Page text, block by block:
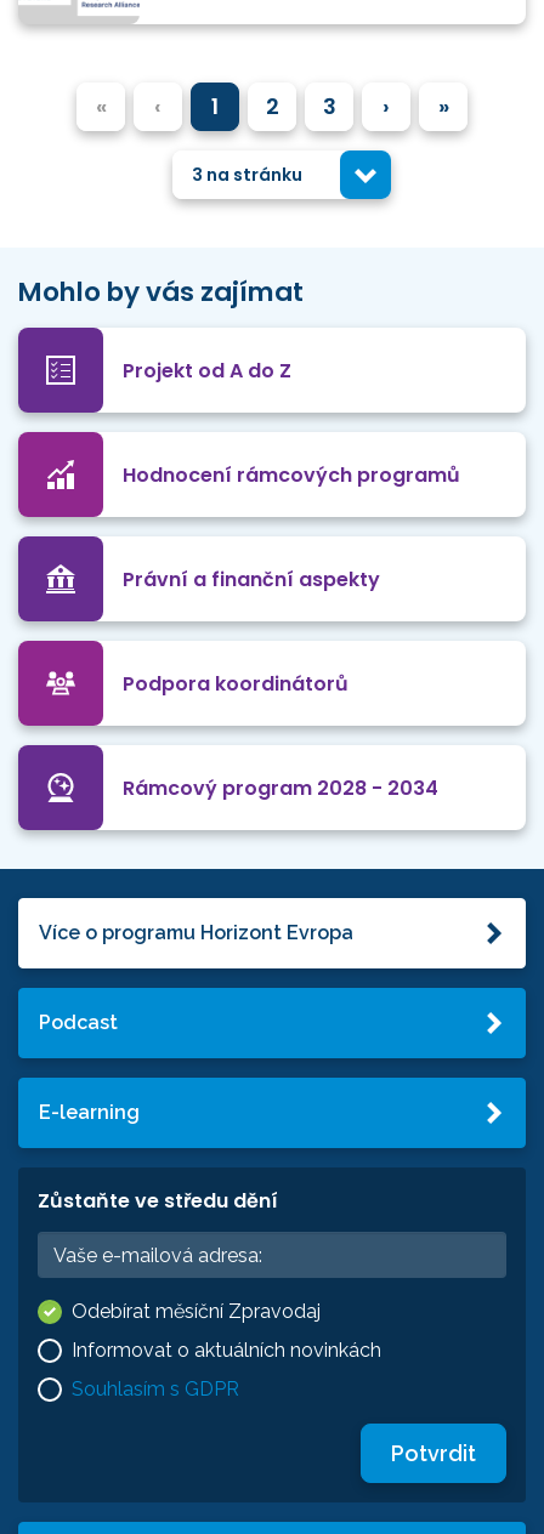
« ‹ 1 2 3 › »
3 na stránku
Mohlo by vás zajímat
Projekt od A do Z
Hodnocení rámcových programů
Právní a finanční aspekty
Podpora koordinátorů
Rámcový program 2028 - 2034
Více o programu Horizont Evropa
Podcast
E-learning
Zůstaňte ve středu dění
Odebírat měsíční Zpravodaj
Informovat o aktuálních novinkách
Souhlasím s GDPR
Potvrdit